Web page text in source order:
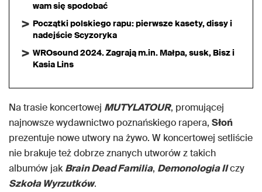
wam się spodobać
Początki polskiego rapu: pierwsze kasety, dissy i
nadejście Scyzoryka
WROsound 2024. Zagrają m.in. Małpa, susk, Bisz i
Kasia Lins
Na trasie koncertowej MUTYLATOUR, promującej
najnowsze wydawnictwo poznańskiego rapera, Słoń
prezentuje nowe utwory na żywo. W koncertowej setliście
nie brakuje też dobrze znanych utworów z takich
albumów jakBrain Dead Familia, Demonologia IIczy
Szkoła Wyrzutków.